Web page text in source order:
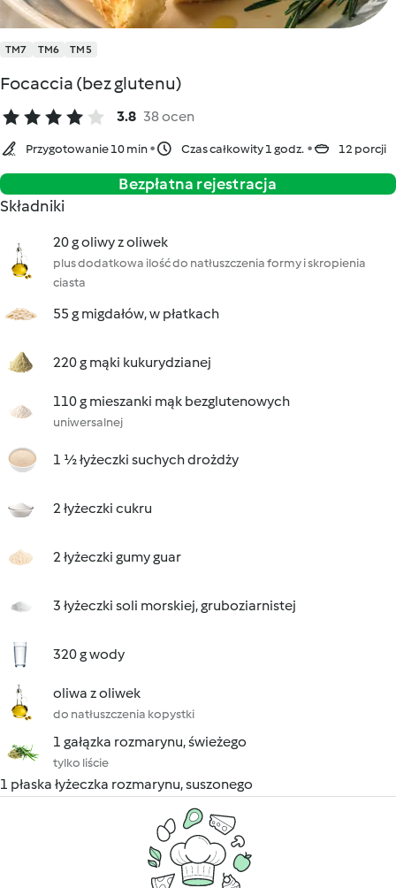
TM7 TM6 TM5
Focaccia (bez glutenu)
3.8 38 ocen
Przygotowanie 10 min Czas całkowity 1 godz. 12 porcji
Bezpłatna rejestracja
Składniki
20 g oliwy z oliwek
plus dodatkowa ilość do natłuszczenia formy i skropienia
ciasta
55 g migdałów, w płatkach
220 g mąki kukurydzianej
110 g mieszanki mąk bezglutenowych
uniwersalnej
1 ½ łyżeczki suchych drożdży
2 łyżeczki cukru
2 łyżeczki gumy guar
3 łyżeczki soli morskiej, gruboziarnistej
320 g wody
oliwa z oliwek
do natłuszczenia kopystki
1 gałązka rozmarynu, świeżego
tylko liście
1 płaska łyżeczka rozmarynu, suszonego